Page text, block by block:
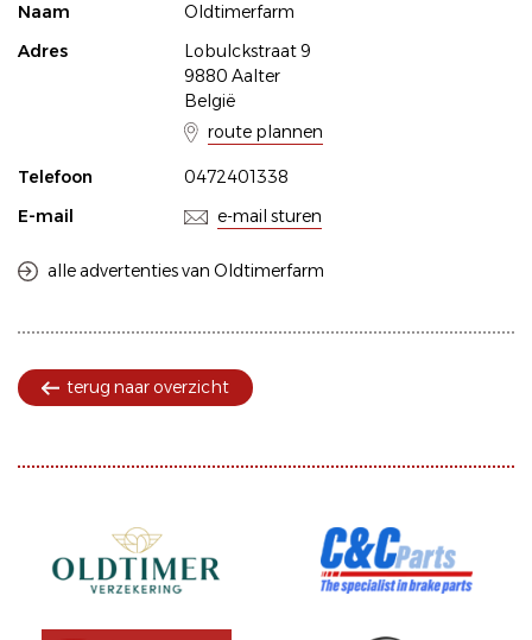
Naam
Oldtimerfarm
Adres
Lobulckstraat 9
9880 Aalter
België
route plannen
Telefoon
0472401338
E-mail
e-mail sturen
alle advertenties van Oldtimerfarm
terug naar overzicht